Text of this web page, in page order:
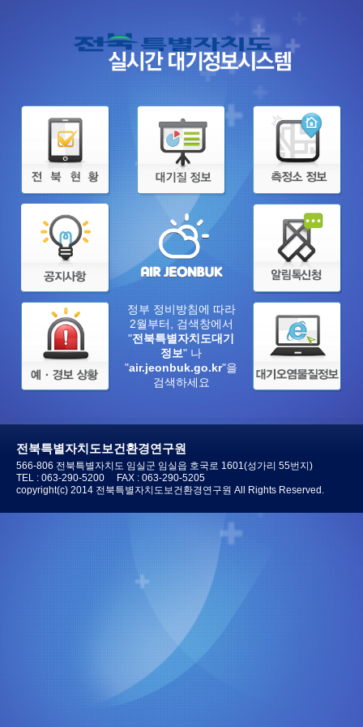
정부 정비방침에 따라
2월부터, 검색창에서
"전북특별자치도대기
정보" 나
"air.jeonbuk.go.kr"을
검색하세요
전북특별자치도보건환경연구원
566-806 전북특별자치도 임실군 임실읍 호국로 1601(성가리 55번지)
TEL : 063-290-5200 FAX : 063-290-5205
copyright(c) 2014 전북특별자치도보건환경연구원 All Rights Reserved.